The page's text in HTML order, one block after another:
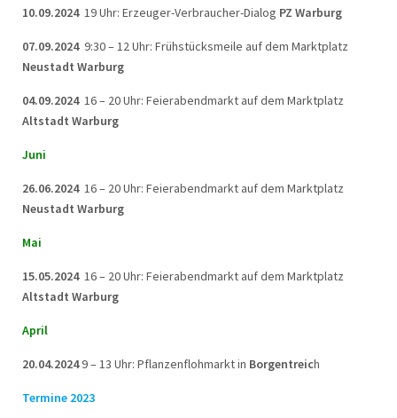
10.09.2024 19 Uhr: Erzeuger-Verbraucher-Dialog PZ Warburg
07.09.2024 9:30 – 12 Uhr: Frühstücksmeile auf dem Marktplatz
Neustadt Warburg
04.09.2024 16 – 20 Uhr: Feierabendmarkt auf dem Marktplatz
Altstadt Warburg
Juni
26.06.2024 16 – 20 Uhr: Feierabendmarkt auf dem Marktplatz
Neustadt Warburg
Mai
15.05.2024 16 – 20 Uhr: Feierabendmarkt auf dem Marktplatz
Altstadt Warburg
April
20.04.20249 – 13 Uhr: Pflanzenflohmarkt in Borgentreich
Termine 2023